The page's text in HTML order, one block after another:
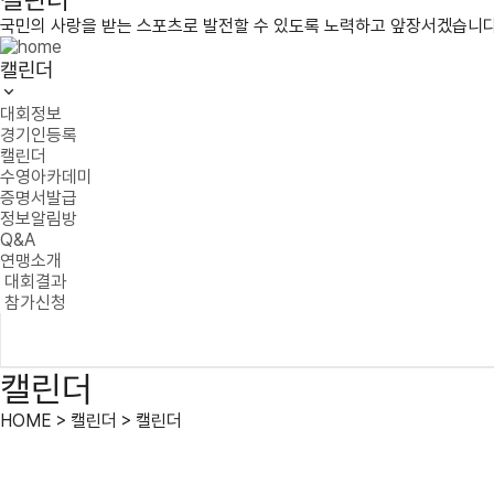
국민의 사랑을 받는 스포츠로 발전할 수 있도록 노력하고 앞장서겠습니
캘린더
대회정보
경기인등록
캘린더
수영아카데미
증명서발급
정보알림방
Q&A
연맹소개
대회결과
참가신청
캘린더
HOME > 캘린더 > 캘린더